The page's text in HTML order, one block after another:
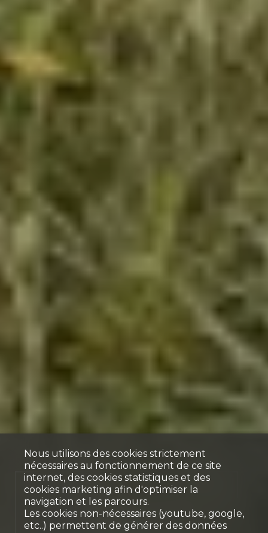
Opportunité
Exclusivité – Dernière
Nous utilisons des cookies strictement
nécessaires au fonctionnement de ce site
internet, des cookies statistiques et des
cookies marketing afin d'optimiser la
navigation et les parcours.
Les cookies non-nécessaires (youtube, google,
etc..) permettent de générer des données